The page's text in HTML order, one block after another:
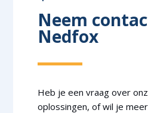
Neem
Nedfox
Heb je een vraag over
oplossingen, of wil je